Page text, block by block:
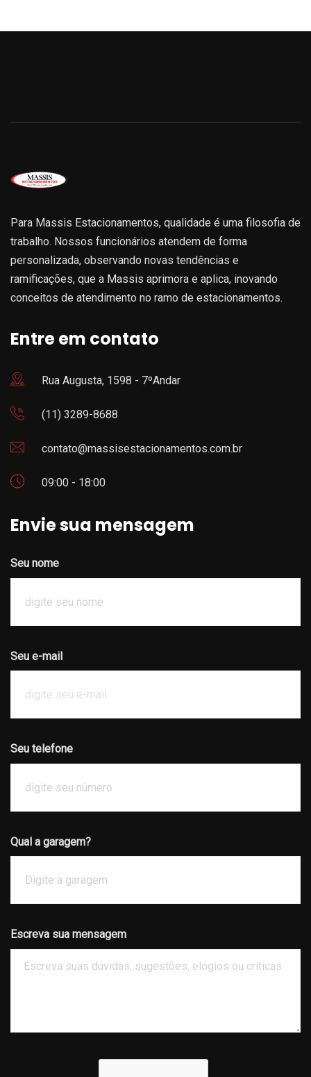
Para Massis Estacionamentos, qualidade é uma filosofia de
trabalho. Nossos funcionários atendem de forma
personalizada, observando novas tendências e
ramificações, que a Massis aprimora e aplica, inovando
conceitos de atendimento no ramo de estacionamentos.
Entre em contato
Rua Augusta, 1598 - 7ºAndar
(11) 3289-8688
contato@massisestacionamentos.com.br
09:00 - 18:00
Envie sua mensagem
Seu nome
Seu e-mail
Seu telefone
Qual a garagem?
Escreva sua mensagem